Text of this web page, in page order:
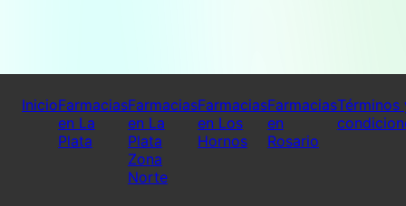
InicioFarmacias
en La
Plata
Farmacias
en La
Plata
Zona
Norte
Farmacias
en Los
Hornos
Farmacias
en
Rosario
Términos